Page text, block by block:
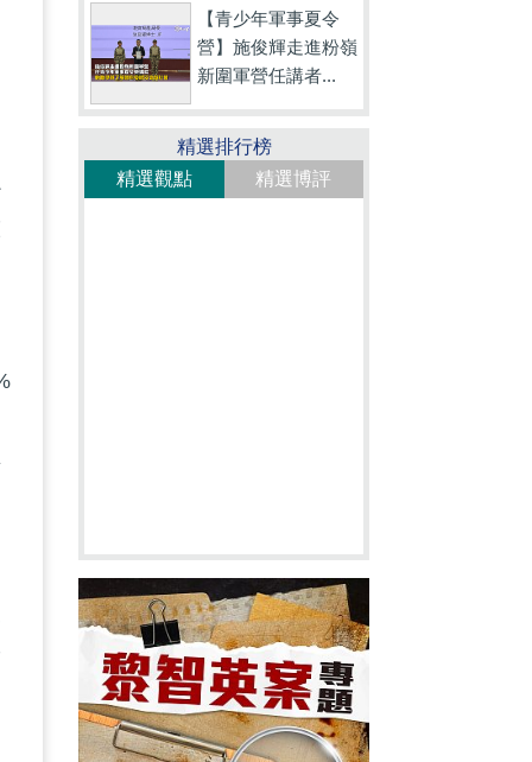
【青少年軍事夏令
營】施俊輝走進粉嶺
新圍軍營任講者...
精選排行榜
精選觀點
精選博評